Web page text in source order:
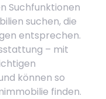
Suchfunktionen
suchen, die
entsprechen.
– mit
können so
finden.